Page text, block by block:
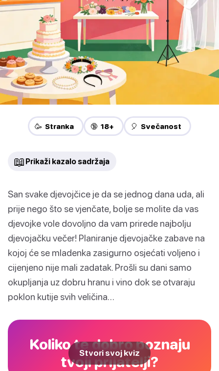
🥳 Stranka 🔞 18+ 🎈 Svečanost
📖 Prikaži kazalo sadržaja
San svake djevojčice je da se jednog dana uda, ali
prije nego što se vjenčate, bolje se molite da vas
djevojke vole dovoljno da vam prirede najbolju
djevojačku večer! Planiranje djevojačke zabave na
kojoj će se mladenka zasigurno osjećati voljeno i
cijenjeno nije mali zadatak. Prošli su dani samo
okupljanja uz dobru hranu i vino dok se otvaraju
poklon kutije svih veličina…
Koliko te dobro poznaju
tvoji prijatelji?
Stvori svoj kviz